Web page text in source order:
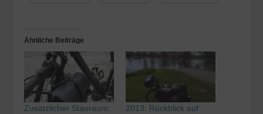
Ähnliche Beiträge
Zusätzlicher Stauraum:
2013: Rückblick auf